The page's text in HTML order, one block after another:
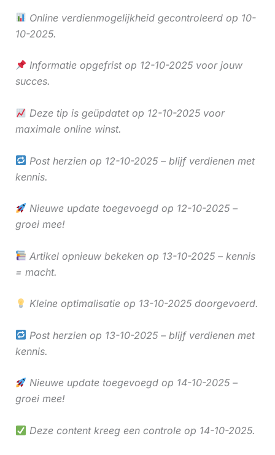
Online verdienmogelijkheid gecontroleerd op 10-
10-2025.
Informatie opgefrist op 12-10-2025 voor jouw
succes.
Deze tip is geüpdatet op 12-10-2025 voor
maximale online winst.
Post herzien op 12-10-2025 – blijf verdienen met
kennis.
Nieuwe update toegevoegd op 12-10-2025 –
groei mee!
Artikel opnieuw bekeken op 13-10-2025 – kennis
= macht.
Kleine optimalisatie op 13-10-2025 doorgevoerd.
Post herzien op 13-10-2025 – blijf verdienen met
kennis.
Nieuwe update toegevoegd op 14-10-2025 –
groei mee!
Deze content kreeg een controle op 14-10-2025.